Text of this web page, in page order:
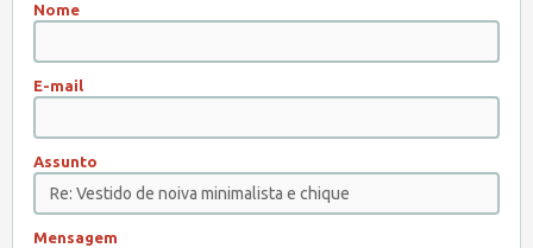
Nome
E-mail
Assunto
Mensagem